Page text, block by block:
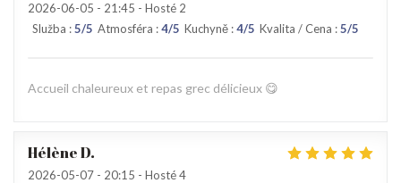
2026-06-05 - 21:45 - Hosté 2
Služba :5/5 Atmosféra :4/5 Kuchyně :4/5 Kvalita / Cena :5/5
Accueil chaleureux et repas grec délicieux 😋
HélèneD
2026-05-07 - 20:15 - Hosté 4